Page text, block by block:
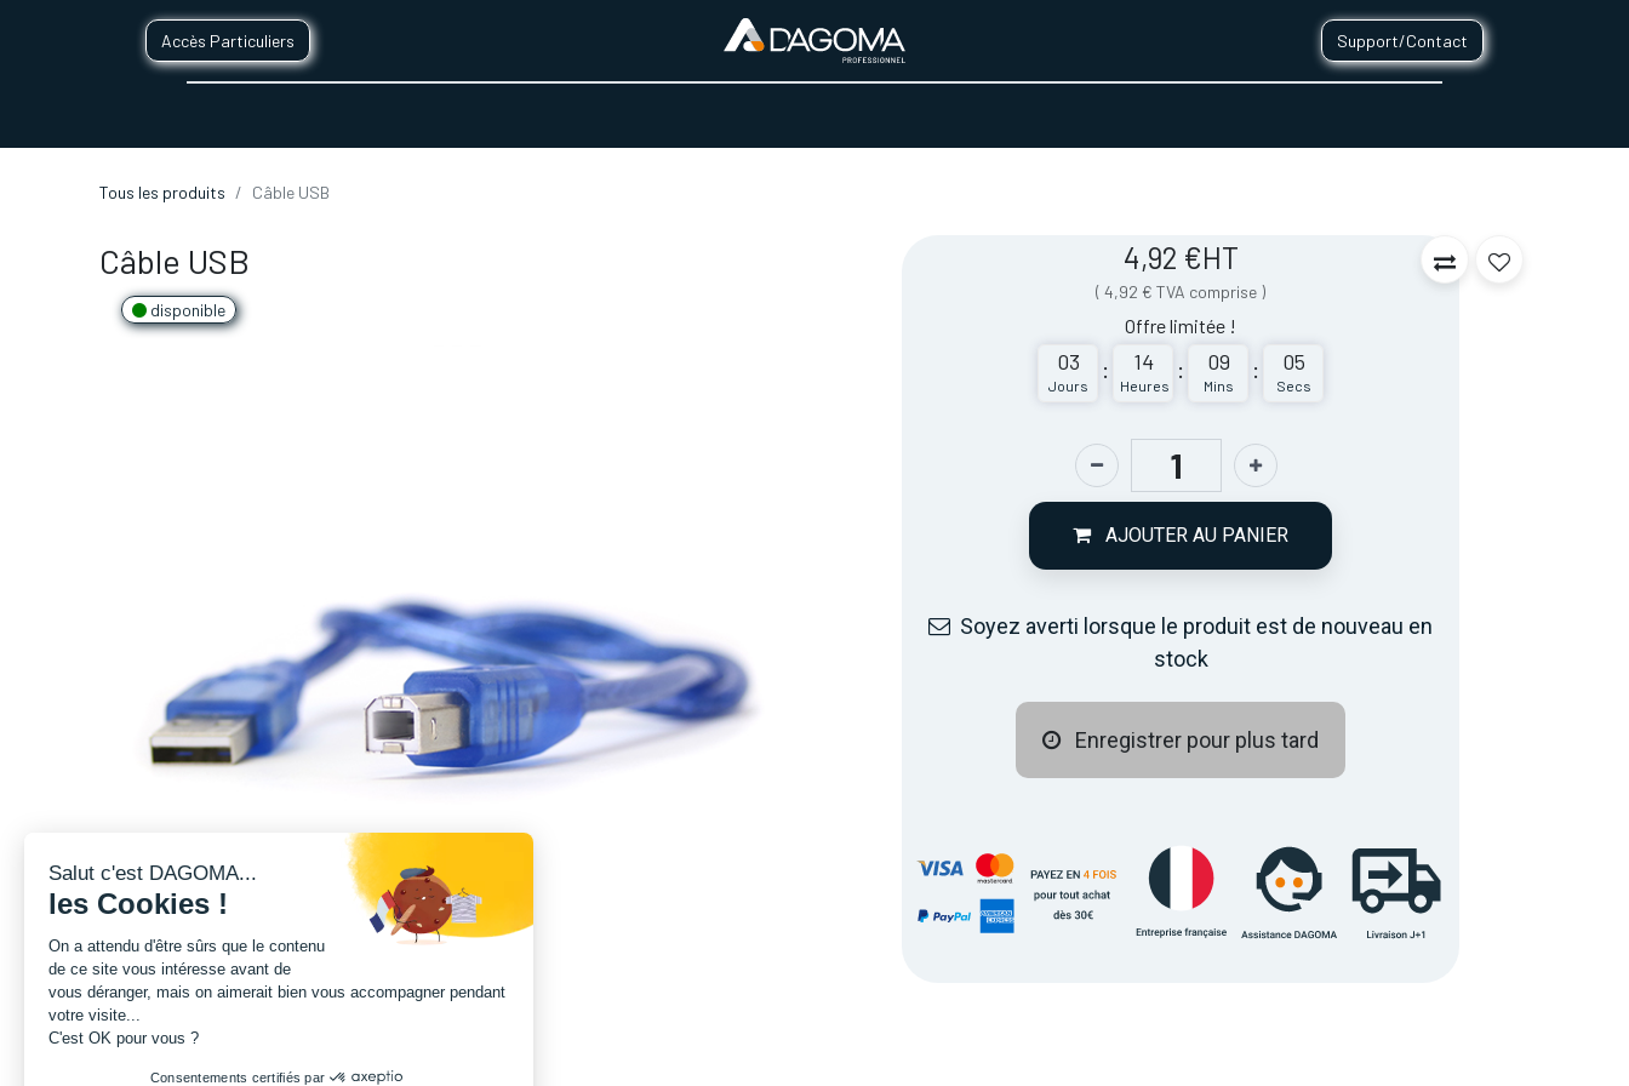
Accès Particuliers Support/Contact
Tous les produits Câble USB
Câble USB
disponible
4,92 €HT
(4,92 € TVA comprise )
Offre limitée !
03
Jours
: 14
Heures
: 09
Mins
: 05
Secs
AJOUTER AU PANIER
Soyez averti lorsque le produit est de nouveau en
stock
Enregistrer pour plus tard
Salut c'est DAGOMA...
les Cookies !
On a attendu d'être sûrs que le contenu
de ce site vous intéresse avant de
vous déranger, mais on aimerait bien vous accompagner pendant
votre visite...
C'est OK pour vous ?
Consentements certifiés par